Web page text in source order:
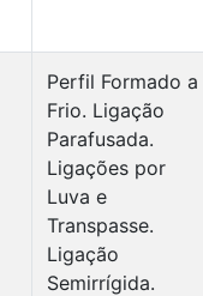
Perfil Formado a
Frio. Ligação
Parafusada.
Ligações por
Luva e
Transpasse.
Ligação
Semirrígida.